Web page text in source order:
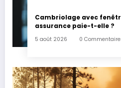
Cambriolage avec
assurance paie-t-elle ?
5 août 2026 0